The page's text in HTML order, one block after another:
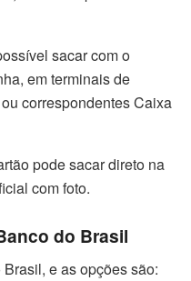
sacar com o
em terminais de
correspondentes Caixa
pode sacar direto na
com foto.
do Brasil
e as opções são: